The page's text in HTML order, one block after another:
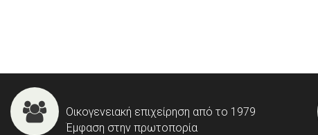
Οικογενειακή επιχείρηση από το 1979
Έμφαση στην πρωτοπορία